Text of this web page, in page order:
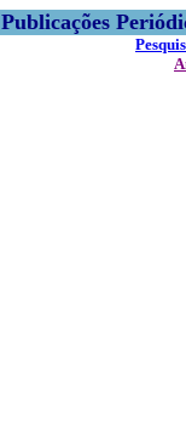
Publicações